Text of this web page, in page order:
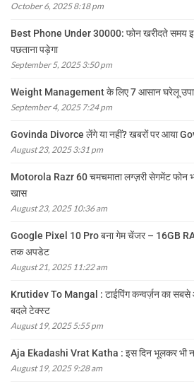
October 6, 2025 8:18 pm
Best Phone Under 30000: फोन खरीदते समय
पछताना पड़ेगा
September 5, 2025 3:50 pm
Weight Management के लिए 7 आसान घरेलू
September 4, 2025 7:24 pm
Govinda Divorce लेंगे या नहीं? खबरों पर आया
August 23, 2025 3:31 pm
Motorola Razr 60 चमचमाता लग्ज़री सेगमेंट फोन
खास
August 23, 2025 10:36 am
Google Pixel 10 Pro बना गेम चेंजर – 16GB
तक अपडेट
August 21, 2025 11:22 am
Krutidev To Mangal : टाईपिंग कन्वर्ज़न का सबसे
बदले टेक्स्ट
August 19, 2025 5:55 pm
Aja Ekadashi Vrat Katha : इस दिन भूलकर भी न
August 19, 2025 9:28 am